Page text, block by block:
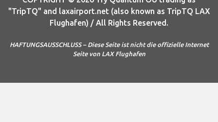
"TripTQ" and laxairport.net (also known as TripTQ LAX
Flughafen) / All Rights Reserved.
HAFTUNGSAUSSCHLUSS – Diese Seite ist nicht die offizielle Internet
Seite von LAX Flughafen